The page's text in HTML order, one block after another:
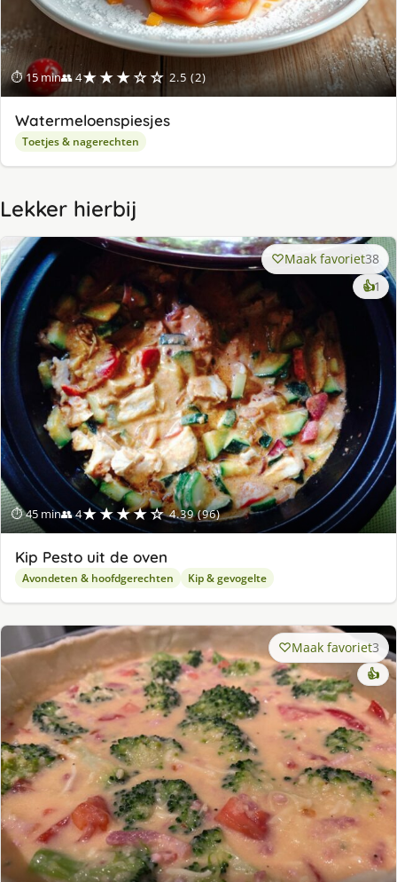
⏱ 15 min👥 4★★★☆☆ 2.5 (2)
Watermeloenspiesjes
Toetjes & nagerechten
Lekker hierbij
⏱ 45 min👥 4★★★★☆ 4.39 (96)
Maak favoriet38
👍1
Kip Pesto uit de oven
Avondeten & hoofdgerechten Kip & gevogelte
Maak favoriet3
👍